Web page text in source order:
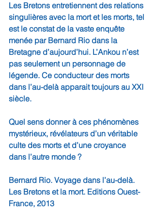
Les Bretons entretiennent des relations
singulières avec la mort et les morts, tel
est le constat de la vaste enquête
menée par Bernard Rio dans la
Bretagne d’aujourd’hui. L’Ankou n’est
pas seulement un personnage de
légende. Ce conducteur des morts
dans l’au-delà apparait toujours au XXI
siècle.
Quel sens donner à ces phénomènes
mystérieux, révélateurs d’un véritable
culte des morts et d’une croyance
dans l’autre monde ?
Bernard Rio. Voyage dans l’au-delà.
Les Bretons et la mort. Editions Ouest-
France, 2013